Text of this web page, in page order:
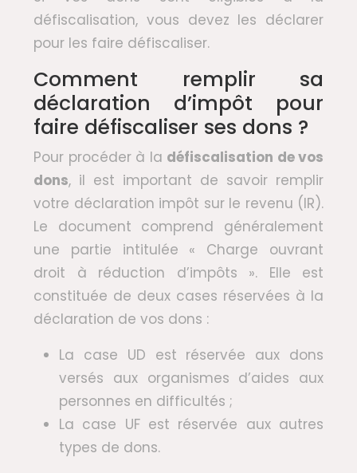
défiscalisation, vous devez les déclarer
pour les faire défiscaliser.
Comment remplir sa
déclaration d’impôt pour
faire défiscaliser ses dons ?
Pour procéder à la défiscalisation de vos
dons, il est important de savoir remplir
votre déclaration impôt sur le revenu (IR).
Le document comprend généralement
une partie intitulée « Charge ouvrant
droit à réduction d’impôts ». Elle est
constituée de deux cases réservées à la
déclaration de vos dons :
La case UD est réservée aux dons
versés aux organismes d’aides aux
personnes en difficultés ;
La case UF est réservée aux autres
types de dons.